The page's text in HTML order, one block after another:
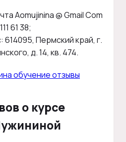
Aomujinina @ Gmail Com
61 38;
Пермский край, г.
д. 14, кв. 474.
о курсе